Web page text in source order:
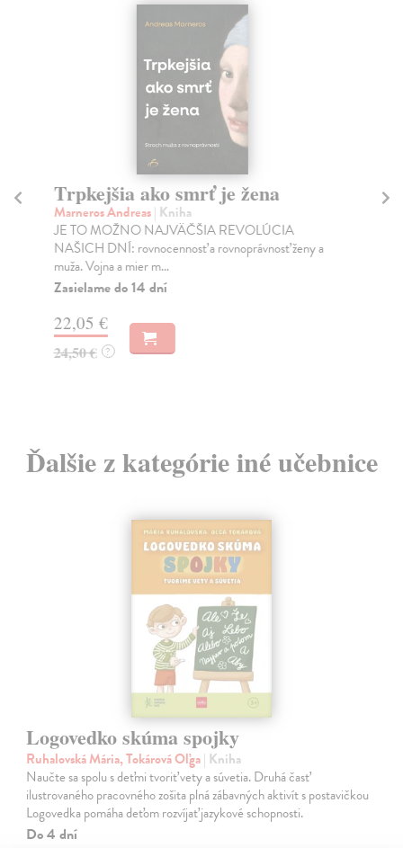
Trpkejšia ako smrť je žena
Marneros Andreas| Kniha
JE TO MOŽNO NAJVÄČŠIA REVOLÚCIA
NAŠICH DNÍ: rovnocennosť a rovnoprávnosť ženy a
muža. Vojna a mier m...
Zasielame do 14 dní
22,05 €
24,50 € ?
Ďalšie z kategórie iné učebnice
Logovedko skúma spojky
Ruhalovská Mária, Tokárová Oľga| Kniha
Naučte sa spolu s deťmi tvoriť vety a súvetia. Druhá časť
ilustrovaného pracovného zošita plná zábavných aktivít s postavičkou
Logovedka pomáha deťom rozvíjať jazykové schopnosti.
Do 4 dní